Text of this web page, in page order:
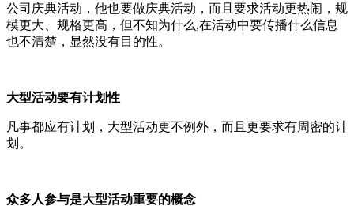
公司庆典活动，他也要做庆典活动，而且要求活动更热闹，规
模更大、规格更高，但不知为什么,在活动中要传播什么信息
也不清楚，显然没有目的性。
大型活动要有计划性
凡事都应有计划，大型活动更不例外，而且更要求有周密的计
划。
众多人参与是大型活动重要的概念